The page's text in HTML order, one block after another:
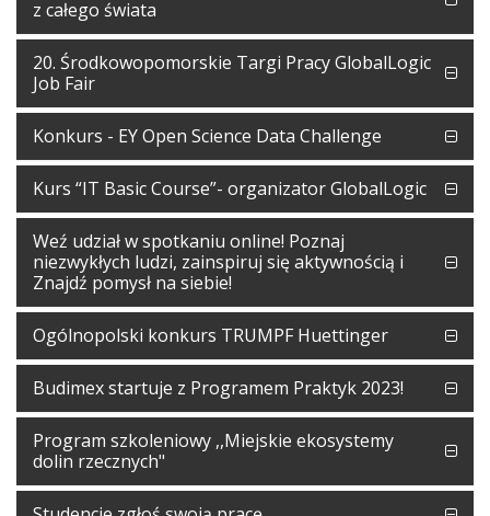
z całego świata
20. Środkowopomorskie Targi Pracy GlobalLogic
Job Fair
Konkurs - EY Open Science Data Challenge
Kurs “IT Basic Course”- organizator GlobalLogic
Weź udział w spotkaniu online! Poznaj
niezwykłych ludzi, zainspiruj się aktywnością i
Znajdź pomysł na siebie!
Ogólnopolski konkurs TRUMPF Huettinger
Budimex startuje z Programem Praktyk 2023!
Program szkoleniowy ,,Miejskie ekosystemy
dolin rzecznych"